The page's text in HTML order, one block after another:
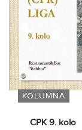
KOLUMNA
CPK 9. kolo